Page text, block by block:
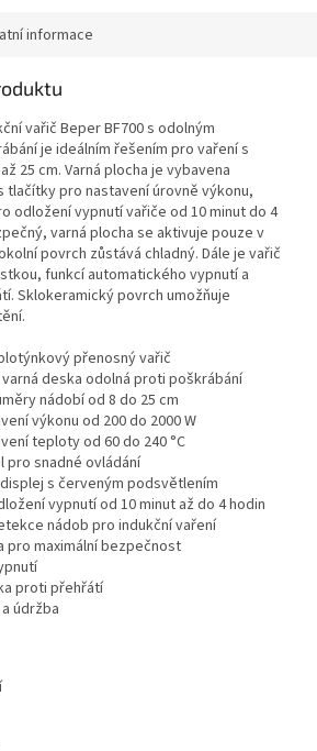
informace
vařič Beper BF700 s odolným
je ideálním řešením pro vaření s
25 cm. Varná plocha je vybavena
tlačítky pro nastavení úrovně výkonu,
odložení vypnutí vařiče od 10 minut do 4
varná plocha se aktivuje pouze v
povrch zůstává chladný. Dále je vařič
funkcí automatického vypnutí a
Sklokeramický povrch umožňuje
přenosný vařič
deska odolná proti poškrábání
nádobí od 8 do 25 cm
výkonu od 200 do 2000 W
teploty od 60 do 240 °C
pro snadné ovládání
displej s červeným podsvětlením
vypnutí od 10 minut až do 4 hodin
nádob pro indukční vaření
pro maximální bezpečnost
proti přehřátí
údržba